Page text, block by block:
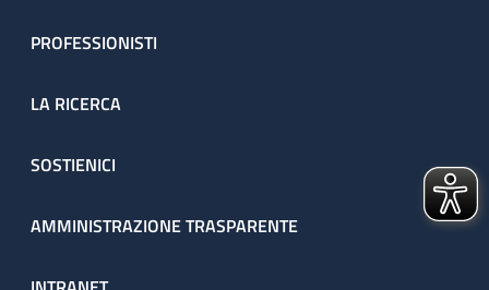
PROFESSIONISTI
LA RICERCA
SOSTIENICI
AMMINISTRAZIONE TRASPARENTE